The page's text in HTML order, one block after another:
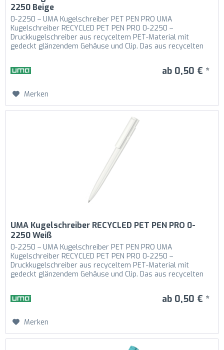
2250 Beige
0-2250 – UMA Kugelschreiber PET PEN PRO UMA
Kugelschreiber RECYCLED PET PEN PRO 0-2250 –
Druckkugelschreiber aus recyceltem PET-Material mit
gedeckt glänzendem Gehäuse und Clip. Das aus recycelten
ab 0,50 € *
Merken
UMA Kugelschreiber RECYCLED PET PEN PRO 0-
2250 Weiß
0-2250 – UMA Kugelschreiber PET PEN PRO UMA
Kugelschreiber RECYCLED PET PEN PRO 0-2250 –
Druckkugelschreiber aus recyceltem PET-Material mit
gedeckt glänzendem Gehäuse und Clip. Das aus recycelten
ab 0,50 € *
Merken